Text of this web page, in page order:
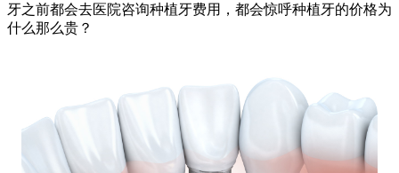
牙之前都会去医院咨询种植牙费用，都会惊呼种植牙的价格为
什么那么贵？